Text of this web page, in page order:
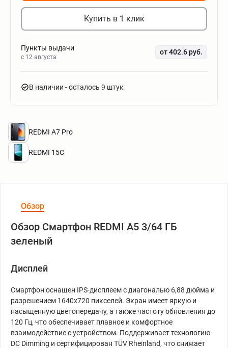
Купить в 1 клик
Пункты выдачи
c 12 августа
от 402.6 руб.
В наличии - осталось 9 штук
REDMI A7 Pro
REDMI 15C
Обзор
Обзор Смартфон REDMI A5 3/64 ГБ
зеленый
Дисплей
Смартфон оснащен IPS-дисплеем с диагональю 6,88 дюйма и
разрешением 1640x720 пикселей. Экран имеет яркую и
насыщенную цветопередачу, а также частоту обновления до
120 Гц, что обеспечивает плавное и комфортное
взаимодействие с устройством. Поддерживает технологию
DC Dimming и сертифицирован TÜV Rheinland, что снижает